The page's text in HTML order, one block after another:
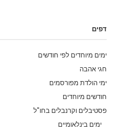
דפים
ימים מיוחדים לפי חודשים
חגי אהבה
ימי הולדת מפורסמים
חודשים מיוחדים
פסטיבלים וקרנבלים בחו"ל
ימים בינלאומיים